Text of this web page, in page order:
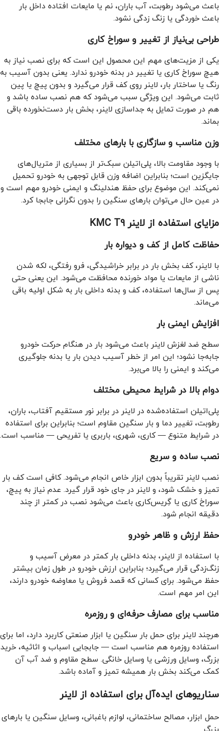
باعث می‌شود رطوبت، آب باران، نم یا مایعات افتاده داخل بار
باعث خوردگی یا زنگ زدگی نشود.
طراحی بی‌نیاز از تغییر و سوراخ کاری
یکی از مزیت‌های مهم این محصول این است که برای نصب نیاز به
هیچ سوراخ کاری یا تغییر در بدنه خودرو ندارد. یعنی بدون آسیب به
رنگ یا ساختار بار، لاینر روی کف قرار می‌گیرد و بدون پیچ یا پین
ثابت می‌شود. این ویژگی سبب می‌شود که هم نصب ساده باشد و
هم در صورت تمایل به جداسازی لاینر، بخش بار دست‌نخورده باقی
بماند.
وزن مناسب و سازگاری با بارهای مختلف
با وجود مقاومت بالا، پلی‌اتیلن سبک‌تر از بسیاری از متریال‌های
جایگزین است؛ بنابراین اضافه وزن قابل توجهی به خودرو تحمیل
نمی‌کند. این موضوع برای حفظ هندلینگ و ایمنی خودرو مهم است و
در عین حال می‌توان بارهای سنگین را بدون نگرانی جابجا کرد.
مزایای استفاده از لاینر KMC T9
حفاظت کامل از کف و دیواره بار
با لاینر، کف بخش بار در برابر خراشیدگی، فرو رفتگی، لکه شدن
ناشی از مایعات یا مواد خورنده محافظت می‌شود. این یعنی حتی
پس از سال‌ها استفاده، کف و بدنه داخلی بار به شکل اولیه باقی
می‌ماند.
افزایش ایمنی بار
سطح ضد لغزش لاینر باعث می‌شود بار در هنگام حرکت خودرو
جابه‌جا نشود؛ این امر از خطر آسیب دیدن بار یا بدنه جلوگیری
می‌کند و ایمنی را بالا می‌برد.
دوام بالا در شرایط محیطی مختلف
پلی‌اتیلن استفاده‌شده در لاینر در برابر نور مستقیم آفتاب، باران،
رطوبت، تغییر دما و بار سنگین مقاوم است؛ بنابراین برای استفاده
در شرایط متنوع — کاری، شهری، باربری یا تفریحی — مناسب است.
نصب ساده و سریع
نصب لاینر تقریباً بدون ابزار خاص انجام می‌شود. کافی است کف بار
تمیز و خشک شود، و لاینر در جای خود قرار گیرد. عدم نیاز به پیچ،
سوراخ کاری یا گِریس‌کاری باعث می‌شود نصب در کمتر از چند
دقیقه انجام شود.
حفظ ارزش و ظاهر خودرو
با استفاده از لاینر، بدنه داخلی بار کمتر در معرض آسیب و
زنگ‌زدگی قرار می‌گیرد؛ بنابراین ارزش خودرو در طول زمان بیشتر
حفظ می‌شود. برای کسانی که قصد فروش یا معاوضه خودرو دارند،
این امر مهم است.
مناسب برای مصارف حرفه‌ای و روزمره
هرچند لاینر برای حمل بار سنگین یا ابزار صنعتی کاربرد دارد، اما برای
استفاده روزمره هم مناسب است — جابجایی اسباب و اثاثیه، خرید
بزرگ، وسایل ورزشی یا وسایل خانگی. سطح مقاوم و ضد آب آن
کمک می‌کند بخش بار همیشه تمیز و آماده باشد.
سناریوهای ایده‌آل برای استفاده از لاینر
حمل ابزار، مصالح ساختمانی، لوازم باغبانی، وسایل سنگین یا بارهای